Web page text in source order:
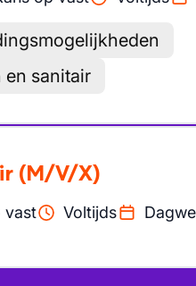
en sanitair
(M/V/X)
vast Voltijds